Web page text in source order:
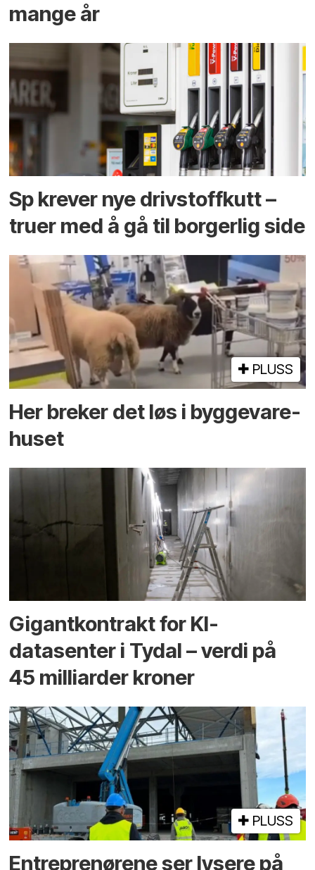
mange år
Sp krever nye drivstoffkutt –
truer med å gå til borgerlig side
PLUSS
Her breker det løs i bygge­vare­
huset
Gigantkontrakt for KI-
datasenter i Tydal – verdi på
45 milliarder kroner
PLUSS
Entreprenørene ser lysere på